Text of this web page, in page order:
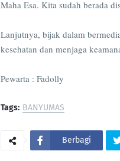
Maha Esa. Kita sudah berada
Lanjutnya, bijak dalam
kesehatan dan menjaga
Pewarta : Fadolly
Tags: BANYUMAS
Berbagi